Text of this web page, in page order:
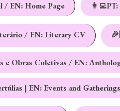
/ EN: Home Page
/ EN: Literary CV
e Obras Coletivas / EN:
| EN: Events and Gatherings